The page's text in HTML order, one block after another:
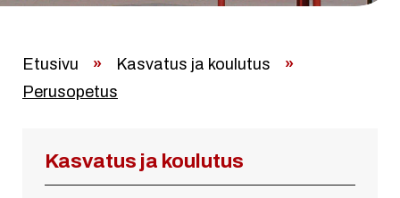
Etusivu » Kasvatus ja koulutus
»
Perusopetus
Kasvatus ja koulutus